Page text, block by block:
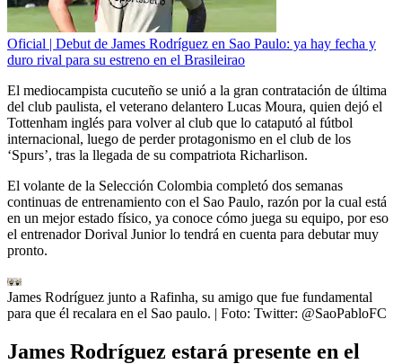
Oficial | Debut de James Rodríguez en Sao Paulo: ya hay fecha y
duro rival para su estreno en el Brasileirao
El mediocampista cucuteño se unió a la gran contratación de última
del club paulista, el veterano delantero Lucas Moura, quien dejó el
Tottenham inglés para volver al club que lo cataputó al fútbol
internacional, luego de perder protagonismo en el club de los
‘Spurs’, tras la llegada de su compatriota Richarlison.
El volante de la Selección Colombia completó dos semanas
continuas de entrenamiento con el Sao Paulo, razón por la cual está
en un mejor estado físico, ya conoce cómo juega su equipo, por eso
el entrenador Dorival Junior lo tendrá en cuenta para debutar muy
pronto.
James Rodríguez junto a Rafinha, su amigo que fue fundamental
para que él recalara en el Sao paulo. | Foto: Twitter: @SaoPabloFC
James Rodríguez estará presente en el